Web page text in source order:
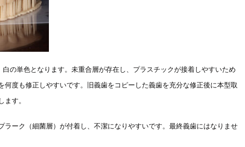
の単色となります。未重合層が存在し、プラスチックが接着しやすいため
何度も修正しやすいです。旧義歯をコピーした義歯を充分な修正後に本型取
ます。
ラーク（細菌層）が付着し、不潔になりやすいです。 最終義歯にはなりませ